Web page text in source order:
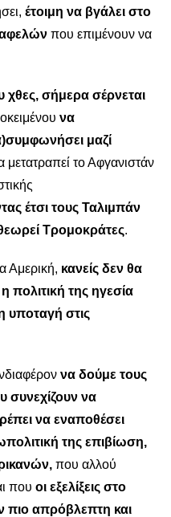
έτοιμη να βγάλει στο
που επιμένουν να
σήμερα σέρνεται
να
μαζί
το Αφγανιστάν
έτσι τους Ταλιμπάν
Τρομοκράτες.
Αμερική, κανείς δεν θα
πολιτική της ηγεσία
υποταγή στις
να δούμε τους
συνεχίζουν να
να εναποθέσει
της επιβίωση,
που αλλού
που οι εξελίξεις στο
πιο απρόβλεπτη και